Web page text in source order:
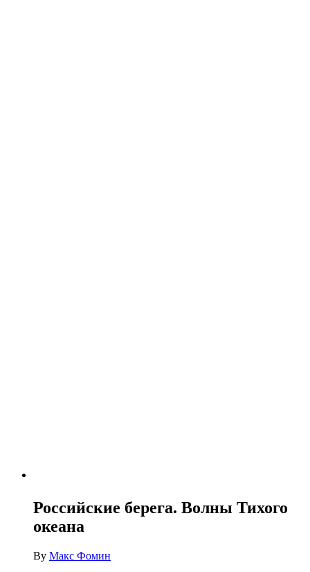
Российские берега. Волны Тихого
океана
By Макс Фомин